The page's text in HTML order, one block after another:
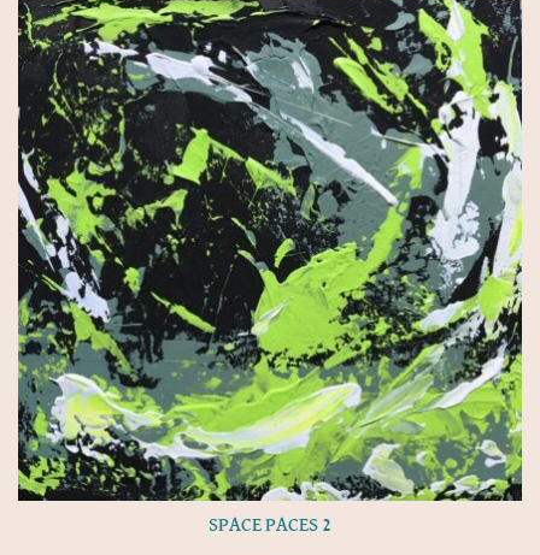
SPACE PACES 2